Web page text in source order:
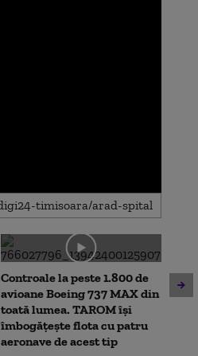
Controale la peste 1.800 de
avioane Boeing 737 MAX din
toată lumea. TAROM își
îmbogățește flota cu patru
aeronave de acest tip